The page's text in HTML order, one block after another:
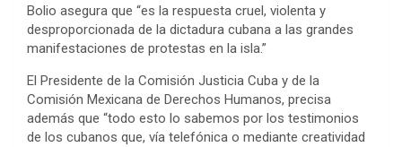
Bolio asegura que “es la respuesta cruel, violenta y
desproporcionada de la dictadura cubana a las grandes
manifestaciones de protestas en la isla.”
El Presidente de la Comisión Justicia Cuba y de la
Comisión Mexicana de Derechos Humanos, precisa
además que “todo esto lo sabemos por los testimonios
de los cubanos que, vía telefónica o mediante creatividad